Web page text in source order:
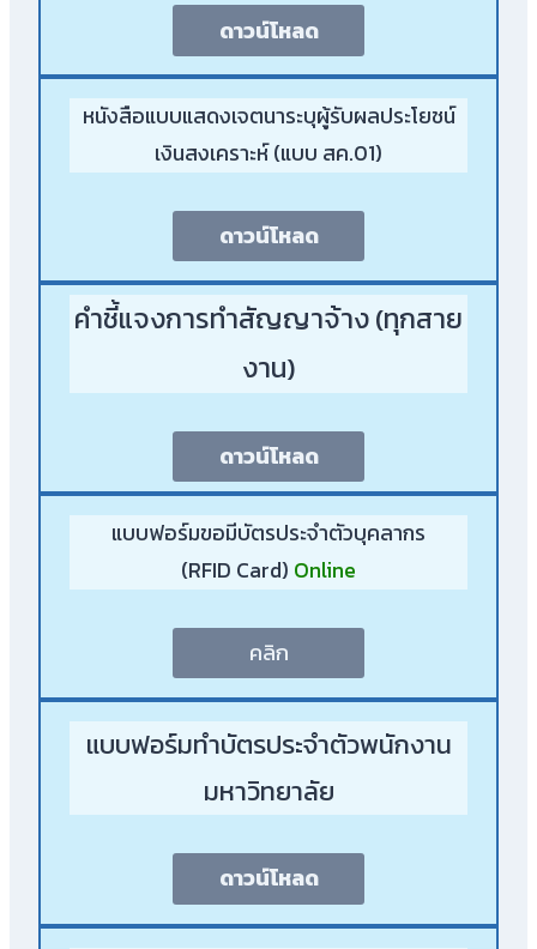
ดาวน์โหลด
หนังสือแบบแสดงเจตนาระบุผู้รับผลประโยชน์
เงินสงเคราะห์ (แบบ สค.01)
ดาวน์โหลด
คำชี้แจงการทำสัญญาจ้าง (ทุกสาย
งาน)
ดาวน์โหลด
แบบฟอร์มขอมีบัตรประจำตัวบุคลากร
(RFID Card) Online
คลิก
แบบฟอร์มทำบัตรประจำตัวพนักงาน
มหาวิทยาลัย
ดาวน์โหลด